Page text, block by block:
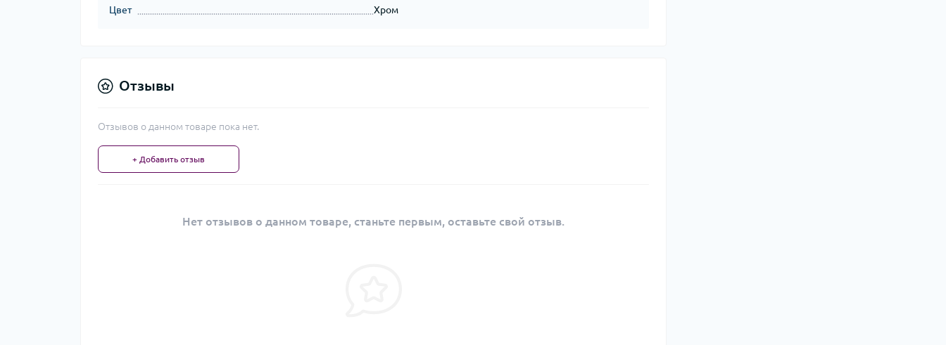
Цвет Хром
Отзывы
Отзывов о данном товаре пока нет.
+ Добавить отзыв
Нет отзывов о данном товаре, станьте первым, оставьте свой отзыв.